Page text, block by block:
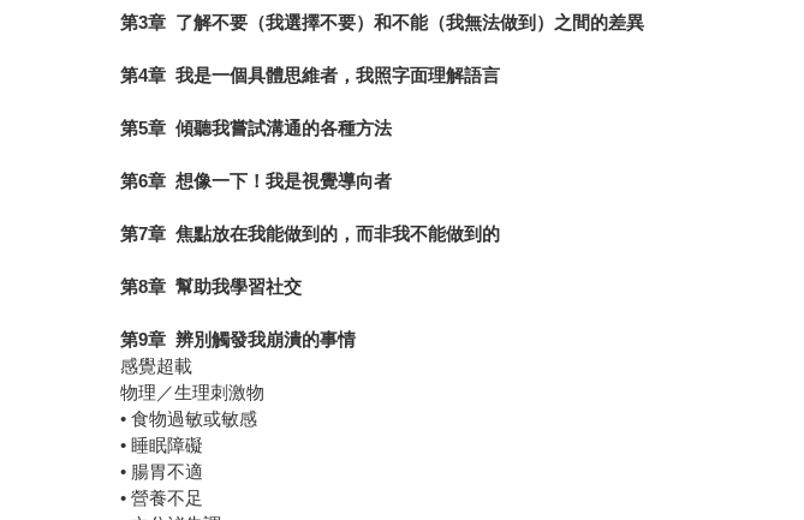
第3章 了解不要（我選擇不要）和不能（我無法做到）之間的差異
第4章 我是一個具體思維者，我照字面理解語言
第5章 傾聽我嘗試溝通的各種方法
第6章 想像一下！我是視覺導向者
第7章 焦點放在我能做到的，而非我不能做到的
第8章 幫助我學習社交
第9章 辨別觸發我崩潰的事情
感覺超載
物理／生理刺激物
• 食物過敏或敏感
• 睡眠障礙
• 腸胃不適
• 營養不足